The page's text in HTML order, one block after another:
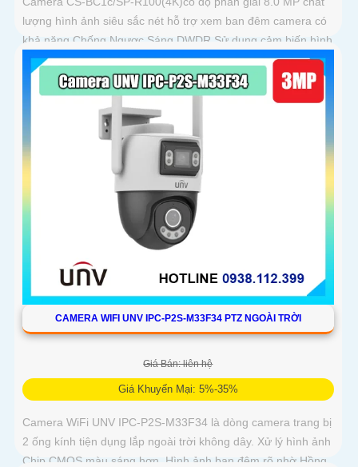
lượng hình ảnh siêu sắc nét hỗ trợ xem ban đêm camera có
khả năng Chống Ngược Sáng DWDR Sử dụng cảm biến hình
ảnh CMOS camera CS-BC1c/SP-R100(4K) là một loại
camera giá rẻ với khả năng lưu trữ dữ liệu lên đến 512GB
thông qua khe thẻ nhớ
CAMERA WIFI UNV IPC-P2S-M33F34 PTZ NGOÀI TRỜI
Giá Bán: liên hệ
Giá Khuyến Mại: 5%-35%
Camera WiFi UNV IPC-P2S-M33F34 là dòng camera trang bị
2 ống kính tiện dụng lắp ngoài trời không dây. Xử lý hình ảnh
Chip CMOS màu sáng hơn. Hình ảnh ban đêm rõ nhờ Hồng